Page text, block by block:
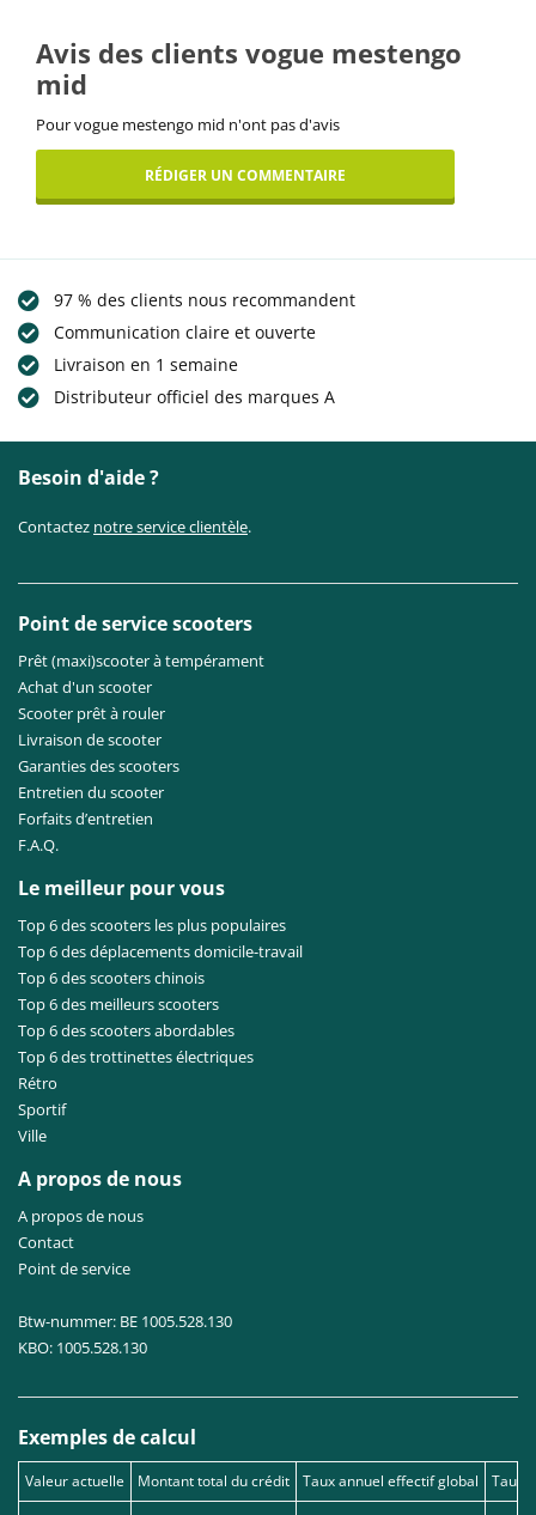
Avis des clients vogue mestengo
mid
Pour vogue mestengo mid n'ont pas d'avis
RÉDIGER UN COMMENTAIRE
97 % des clients nous recommandent
Communication claire et ouverte
Livraison en 1 semaine
Distributeur officiel des marques A
Besoin d'aide ?
Contactez notre service clientèle.
Point de service scooters
Prêt (maxi)scooter à tempérament
Achat d'un scooter
Scooter prêt à rouler
Livraison de scooter
Garanties des scooters
Entretien du scooter
Forfaits d’entretien
F.A.Q.
Le meilleur pour vous
Top 6 des scooters les plus populaires
Top 6 des déplacements domicile-travail
Top 6 des scooters chinois
Top 6 des meilleurs scooters
Top 6 des scooters abordables
Top 6 des trottinettes électriques
Rétro
Sportif
Ville
A propos de nous
A propos de nous
Contact
Point de service
Btw-nummer: BE 1005.528.130
KBO: 1005.528.130
Exemples de calcul
Valeur actuelle Montant total du crédit Taux annuel effectif global
Taux